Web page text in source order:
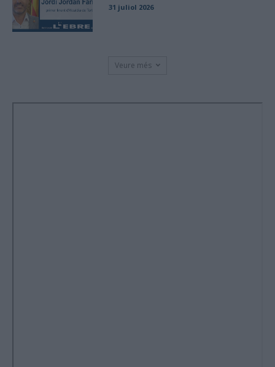
31 juliol 2026
Veure més